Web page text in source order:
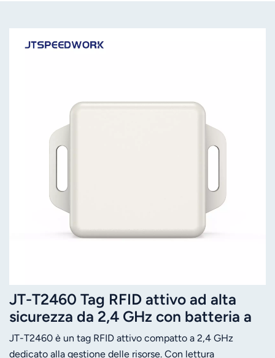
JT-T2460 Tag RFID attivo ad alta
sicurezza da 2,4 GHz con batteria a
lunga durata
JT-T2460 è un tag RFID attivo compatto a 2,4 GHz
dedicato alla gestione delle risorse. Con lettura